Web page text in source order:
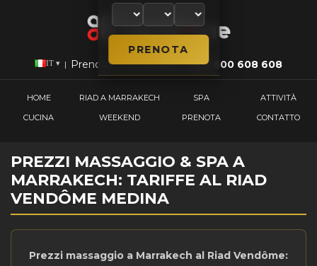
IT ▾ | Prenota|✉Contatto|+212 600 608 608
HOME RIAD A MARRAKECH SPA
ATTIVITÀ
CUCINA
WEEKEND PRENOTA CONTATTO
PREZZI MASSAGGIO & SPA A
MARRAKECH: TARIFFE AL RIAD
VENDÔME MEDINA
Prezzi massaggio a Marrakech al Riad Vendôme: